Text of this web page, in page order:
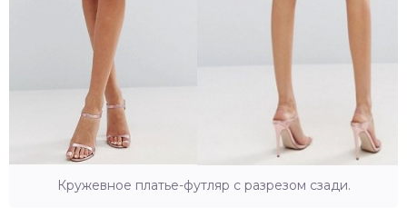
Кружевное платье-футляр с разрезом сзади.